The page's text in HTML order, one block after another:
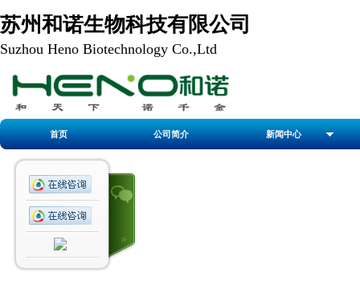
苏州和诺生物科技有限公司
Suzhou Heno Biotechnology Co.,Ltd
首页 公司简介 新闻中心